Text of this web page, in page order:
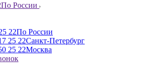
По России
22По России
25 22Санкт-Петербург
25 22Москва